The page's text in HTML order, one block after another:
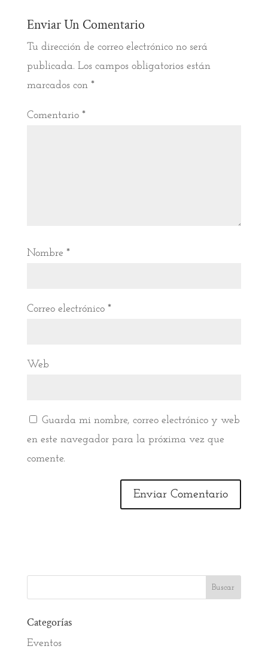
Enviar Un Comentario
Tu dirección de correo electrónico no será
publicada. Los campos obligatorios están
marcados con *
Comentario *
Nombre *
Correo electrónico *
Web
Guarda mi nombre, correo electrónico y web
en este navegador para la próxima vez que
comente.
Categorías
Eventos